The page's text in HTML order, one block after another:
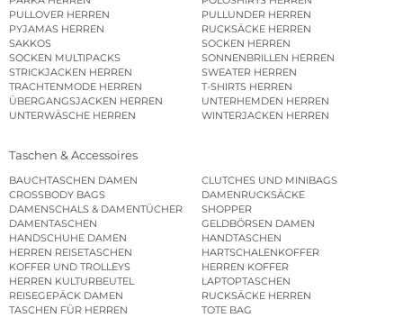
PULLOVER HERREN
PULLUNDER HERREN
PYJAMAS HERREN
RUCKSÄCKE HERREN
SAKKOS
SOCKEN HERREN
SOCKEN MULTIPACKS
SONNENBRILLEN HERREN
STRICKJACKEN HERREN
SWEATER HERREN
TRACHTENMODE HERREN
T-SHIRTS HERREN
ÜBERGANGSJACKEN HERREN
UNTERHEMDEN HERREN
UNTERWÄSCHE HERREN
WINTERJACKEN HERREN
Taschen & Accessoires
BAUCHTASCHEN DAMEN
CLUTCHES UND MINIBAGS
CROSSBODY BAGS
DAMENRUCKSÄCKE
DAMENSCHALS & DAMENTÜCHER
SHOPPER
DAMENTASCHEN
GELDBÖRSEN DAMEN
HANDSCHUHE DAMEN
HANDTASCHEN
HERREN REISETASCHEN
HARTSCHALENKOFFER
KOFFER UND TROLLEYS
HERREN KOFFER
HERREN KULTURBEUTEL
LAPTOPTASCHEN
REISEGEPÄCK DAMEN
RUCKSÄCKE HERREN
TASCHEN FÜR HERREN
TOTE BAG